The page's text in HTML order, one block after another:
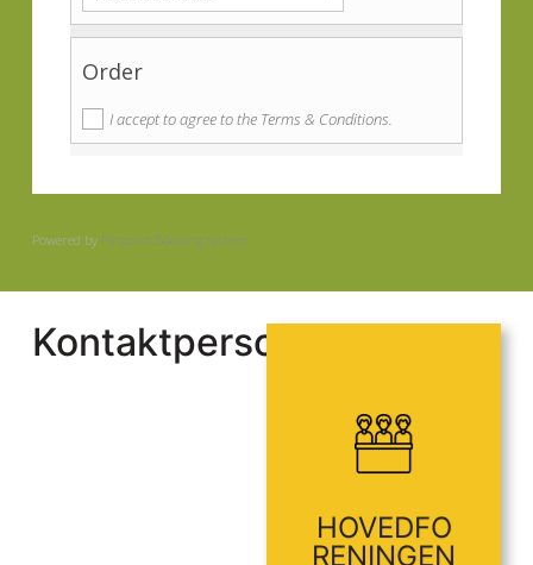
Order
I accept to agree to the Terms & Conditions.
Powered by Pinpoint Booking System
Kontaktpersoner
HOVEDFO
RENINGEN
Martini
mail.com
Tlf: 48 15 50
80